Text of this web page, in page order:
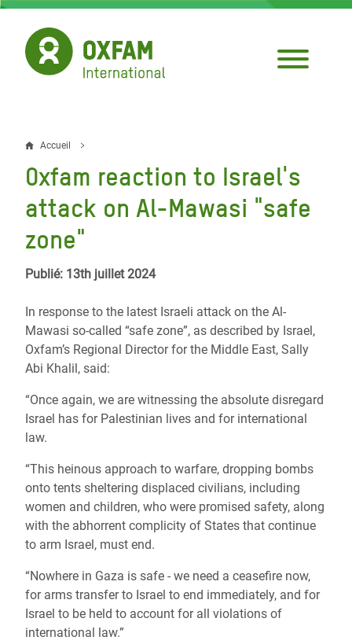
Aller
contenu
principal
Fil
d'Ariane
Accueil
Oxfam reaction to Israel's
attack on Al-Mawasi "safe
zone"
Publié: 13th juillet 2024
In response to the latest Israeli attack on the Al-
Mawasi so-called “safe zone”, as described by Israel,
Oxfam’s Regional Director for the Middle East, Sally
Abi Khalil, said:
“Once again, we are witnessing the absolute disregard
Israel has for Palestinian lives and for international
law.
“This heinous approach to warfare, dropping bombs
onto tents sheltering displaced civilians, including
women and children, who were promised safety, along
with the abhorrent complicity of States that continue
to arm Israel, must end.
“Nowhere in Gaza is safe - we need a ceasefire now,
for arms transfer to Israel to end immediately, and for
Israel to be held to account for all violations of
international law.”